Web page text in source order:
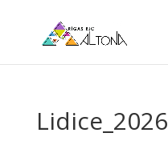
Lidice_2026